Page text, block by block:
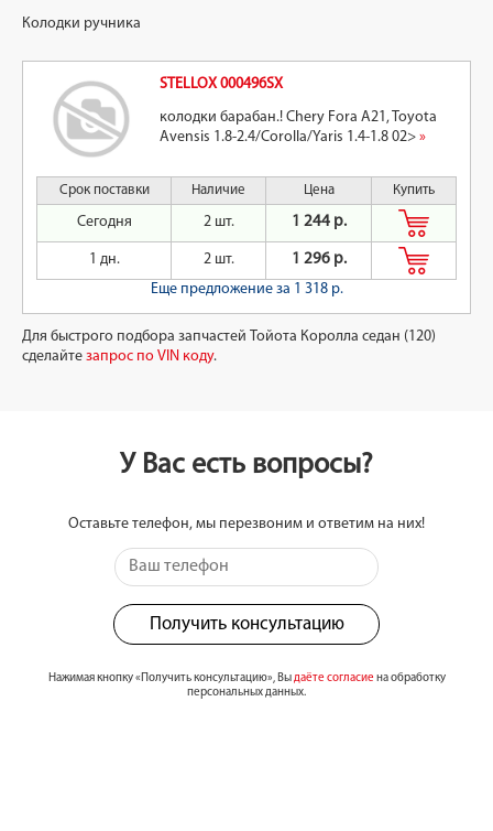
Колодки ручника
STELLOX 000496SX
колодки барабан.! Chery Fora A21, Toyota
Avensis 1.8-2.4/Corolla/Yaris 1.4-1.8 02> »
Срок поставки Наличие Цена Купить
Сегодня 2 шт. 1 244 р.
1 дн. 2 шт.
1 296 р.
Еще предложение за 1 318 р.
Для быстрого подбора запчастей Тойота Королла седан (120)
сделайте запрос по VIN коду.
У Вас есть вопросы?
Оставьте телефон, мы перезвоним и ответим на них!
Получить консультацию
Нажимая кнопку «Получить консультацию», Выдаёте согласие на обработку
персональных данных.